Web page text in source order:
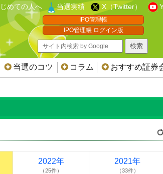
めての人へ 当選実績 X（Twitter）
IPO管理帳
IPO管理帳 ログイン版
当選のコツ コラム おすすめ証券
2022年
（25件）
2021年
（33件）